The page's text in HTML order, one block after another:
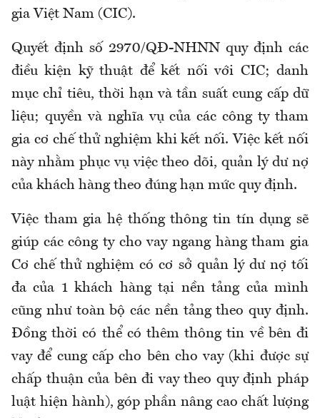
gia Việt Nam (CIC).
Quyết định số 2970/QĐ-NHNN quy định các
điều kiện kỹ thuật để kết nối với CIC; danh
mục chỉ tiêu, thời hạn và tần suất cung cấp dữ
liệu; quyền và nghĩa vụ của các công ty tham
gia cơ chế thử nghiệm khi kết nối. Việc kết nối
này nhằm phục vụ việc theo dõi, quản lý dư nợ
của khách hàng theo đúng hạn mức quy định.
Việc tham gia hệ thống thông tin tín dụng sẽ
giúp các công ty cho vay ngang hàng tham gia
Cơ chế thử nghiệm có cơ sở quản lý dư nợ tối
đa của 1 khách hàng tại nền tảng của mình
cũng như toàn bộ các nền tảng theo quy định.
Đồng thời có thể có thêm thông tin về bên đi
vay để cung cấp cho bên cho vay (khi được sự
chấp thuận của bên đi vay theo quy định pháp
luật hiện hành), góp phần nâng cao chất lượng